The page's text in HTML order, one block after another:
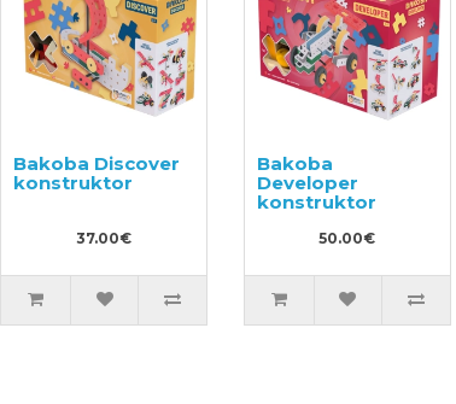
Bakoba Discover
konstruktor
37.00€
Bakoba
Developer
konstruktor
50.00€